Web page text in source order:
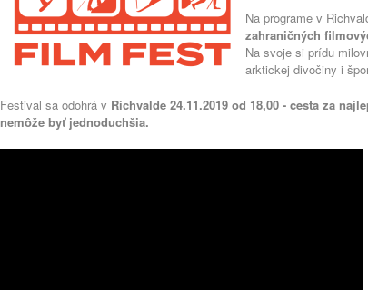
Na programe v
zahraničných
Na svoje si prídu
arktickej divočiny i
Festival sa odohrá v Richvalde 24.11.2019 od 18,00 - cesta za
nemôže byť jednoduchšia.